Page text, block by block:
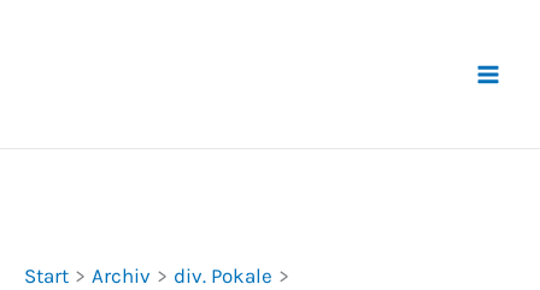
Start Archiv
div. Pokale